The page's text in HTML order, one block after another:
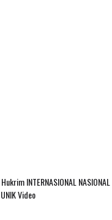
HukrimINTERNASIONAL NASIONAL
UNIKVideo